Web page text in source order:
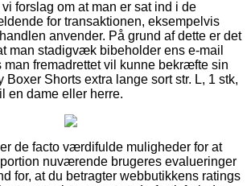
forslag om at man er sat ind i de
for transaktionen, eksempelvis
anvender. På grund af dette er det
man stadigvæk bibeholder ens e-mail
man fremadrettet vil kunne bekræfte sin
Boxer Shorts extra lange sort str. L, 1 stk,
en dame eller herre.
de facto værdifulde muligheder for at
nuværende brugeres evalueringer
for, at du betragter webbutikkens ratings